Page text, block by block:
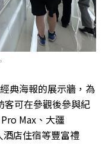
典海報的展示牆，為
客可在參觀後參與紀
Max、大疆
店住宿等豐富禮